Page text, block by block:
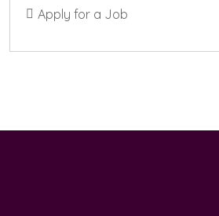
Apply for a Job